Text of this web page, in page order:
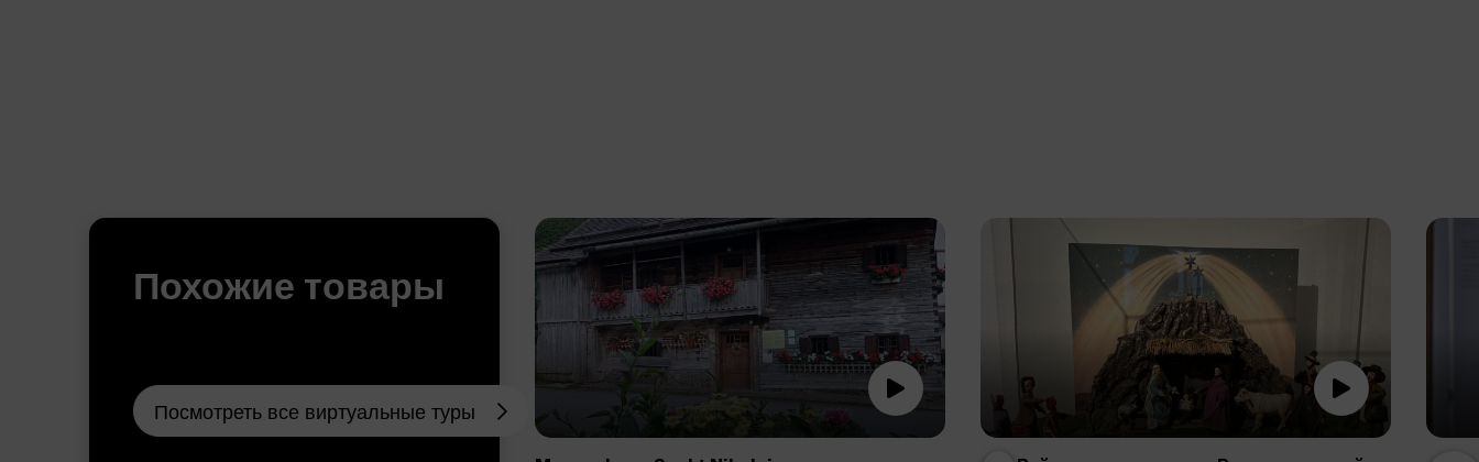
Похожие товары
Посмотреть все виртуальные туры